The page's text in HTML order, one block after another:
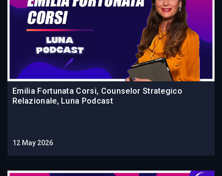
Emilia Fortunata Corsi, Counselor Strategico
Relazionale, Luna Podcast
12 May 2026